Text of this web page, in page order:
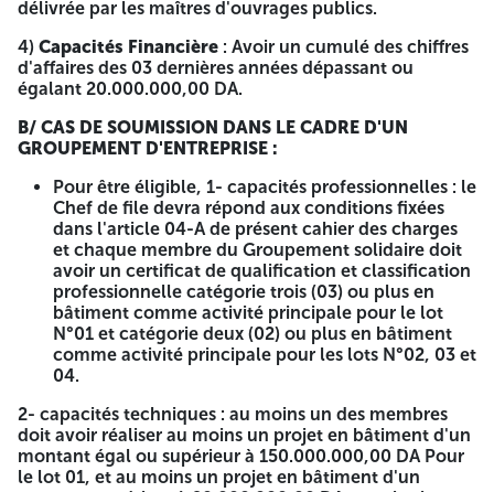
dispositions de cahier des charges. Le soumissionnaire peut
participer pour un lot ou plusieurs lots, et ne sera
attribulaire que d'un seul lot par un ordre chronologique.
El Boudjahid Pub. ANEP 2631004752 du 16/03/2026 A -=-
=-=-
RÉPUBLIQUE ALGÉRIENNE
DÉMOCRATIQUE ET POPULAIRE
MINISTÈRE DE L'HABITAT, DE
L'URBANISME ET DE LA VILLE ET
DE L'AMÉNAGEMENT DU
TERRITOIRE
PUBLICS WILAYA D'ORAN
IDENTIFICATION FISCALE N° : 0998 31019295905
délivrée par les maîtres d'ouvrages publics.
4) Capacités Financière : Avoir un cumulé des chiffres
d'affaires des 03 dernières années dépassant ou
égalant 20.000.000,00 DA.
B/ CAS DE SOUMISSION DANS LE CADRE D'UN
GROUPEMENT D'ENTREPRISE :
Pour être éligible, 1- capacités professionnelles : le
Chef de file devra répond aux conditions fixées
dans l'article 04-A de présent cahier des charges
et chaque membre du Groupement solidaire doit
avoir un certificat de qualification et classification
professionnelle catégorie trois (03) ou plus en
bâtiment comme activité principale pour le lot
N°01 et catégorie deux (02) ou plus en bâtiment
comme activité principale pour les lots N°02, 03 et
04.
2- capacités techniques : au moins un des membres
doit avoir réaliser au moins un projet en bâtiment d'un
montant égal ou supérieur à 150.000.000,00 DA Pour
le lot 01, et au moins un projet en bâtiment d'un